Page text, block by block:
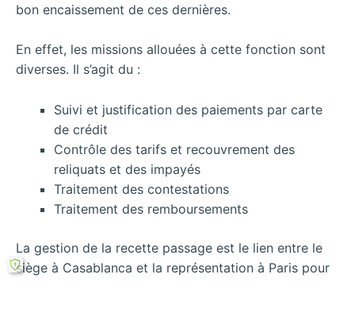
bon encaissement de ces dernières.
En effet, les missions allouées à cette fonction sont
diverses. Il s’agit du :
Suivi et justification des paiements par carte
de crédit
Contrôle des tarifs et recouvrement des
reliquats et des impayés
Traitement des contestations
Traitement des remboursements
La gestion de la recette passage est le lien entre le
siège à Casablanca et la représentation à Paris pour